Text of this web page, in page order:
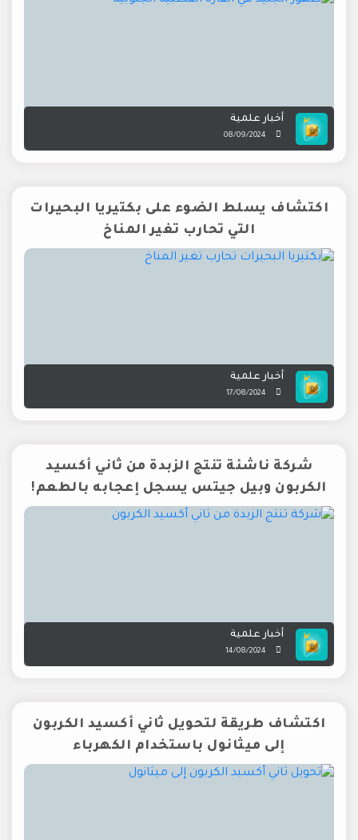
أخبار علمية
08/09/2024
اكتشاف يسلط الضوء على بكتيريا البحيرات
التي تحارب تغير المناخ
أخبار علمية
17/08/2024
شركة ناشئة تنتج الزبدة من ثاني أكسيد
الكربون وبيل جيتس يسجل إعجابه بالطعم!
أخبار علمية
14/08/2024
اكتشاف طريقة لتحويل ثاني أكسيد الكربون
إلى ميثانول باستخدام الكهرباء